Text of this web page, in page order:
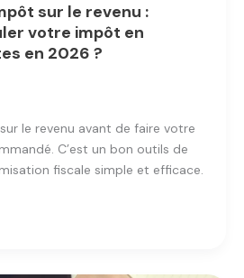
sur le revenu :
votre impôt en
en 2026 ?
le revenu avant de faire votre
C’est un bon outils de
fiscale simple et efficace.